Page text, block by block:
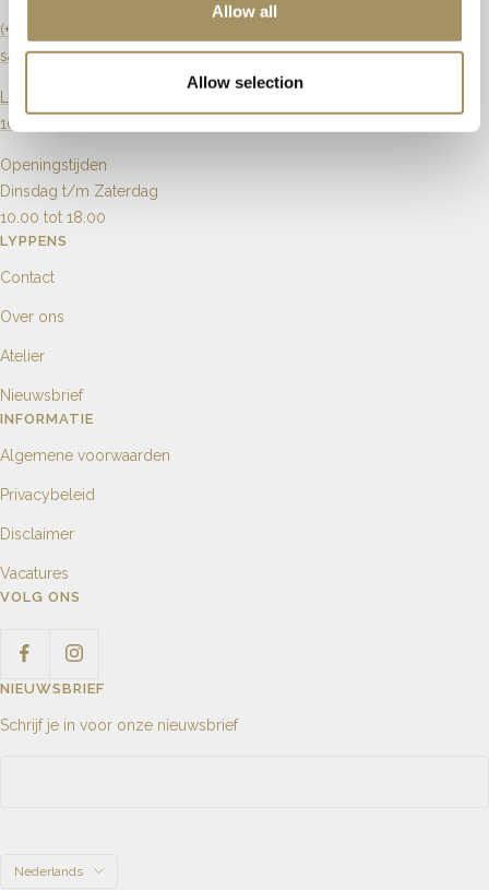
Allow all
Allow selection
(+31) 20 6270901
sales@lyppens.nl
1012 GB Amsterdam
Openingstijden
Dinsdag t/m Zaterdag
10.00 tot 18.00
LYPPENS
Contact
Over ons
Atelier
Nieuwsbrief
INFORMATIE
Algemene voorwaarden
Privacybeleid
Disclaimer
Vacatures
VOLG ONS
NIEUWSBRIEF
Schrijf je in voor onze nieuwsbrief
TaalNederlands